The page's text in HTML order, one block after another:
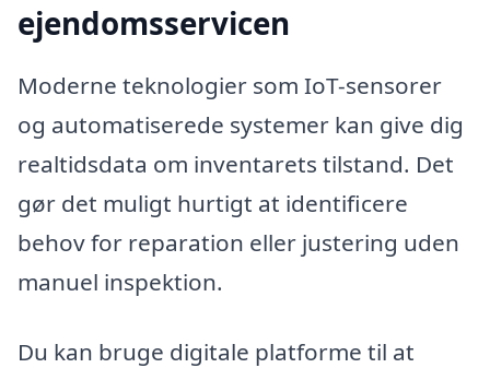
ejendomsservicen
Moderne teknologier som IoT-sensorer
og automatiserede systemer kan give dig
realtidsdata om inventarets tilstand. Det
gør det muligt hurtigt at identificere
behov for reparation eller justering uden
manuel inspektion.
Du kan bruge digitale platforme til at